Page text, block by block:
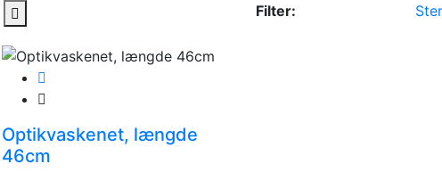
Filter:
Optikvaskenet, længde
46cm